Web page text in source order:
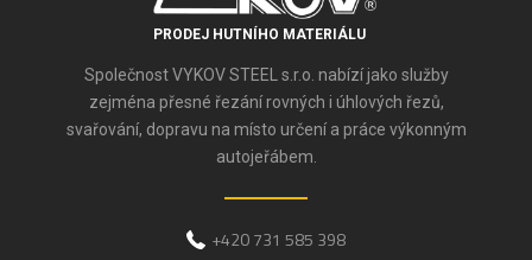
PRODEJ HUTNÍHO MATERIÁLU
Společnost VYKOV STEEL s.r.o. nabízí jako služby
zejména přesné řezání rovných i úhlových řezů,
svařování, dopravu na místo určení a práce výkonným
autojeřábem.
+420 731 585 398